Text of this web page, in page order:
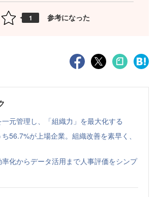
1 参考になった
一元管理し、「組織力」を最大化する
56.7%が上場企業。組織改善を素早く、
化からデータ活用まで人事評価をシンプ